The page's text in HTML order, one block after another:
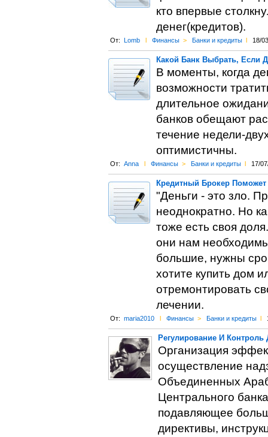
кто впервые
денег(кредитов).
От: Lomb l Финансы > Банки и кредиты l 18/
Какой Банк Выбрать, Если
В моменты, когда
возможности
длительное
банков обещают
течение недели-
оптимистичны.
От: Anna l Финансы > Банки и кредиты l 17/
Кредитный Брокер
"Деньги - это зло.
неоднократно. Но
тоже есть своя
они нам
большие, нужны
хотите купить дом
отремонтировать
лечении.
От: maria2010 l Финансы > Банки и кредиты l
Регулирование И
Организация
осуществление
Объединенных
Центрального
подавляющее
директивы,